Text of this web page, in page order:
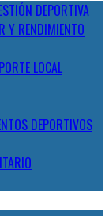
DEPORTIVA
Y RENDIMIENTO
LOCAL
DEPORTIVOS